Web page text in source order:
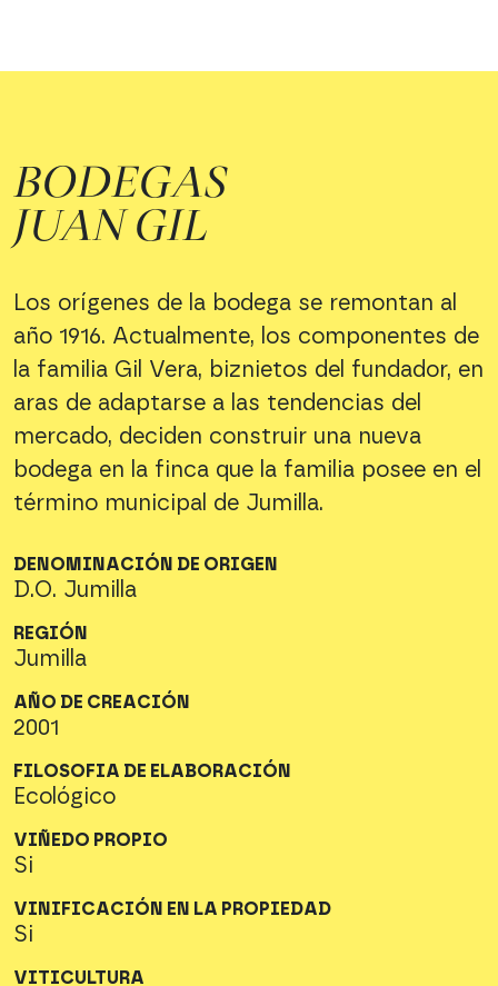
BODEGAS
JUAN GIL
Los orígenes de la bodega se remontan al
año 1916. Actualmente, los componentes de
la familia Gil Vera, biznietos del fundador, en
aras de adaptarse a las tendencias del
mercado, deciden construir una nueva
bodega en la finca que la familia posee en el
término municipal de Jumilla.
DENOMINACIÓN DE ORIGEN
D.O. Jumilla
REGIÓN
Jumilla
AÑO DE CREACIÓN
2001
FILOSOFIA DE ELABORACIÓN
Ecológico
VIÑEDO PROPIO
Si
VINIFICACIÓN EN LA PROPIEDAD
Si
VITICULTURA